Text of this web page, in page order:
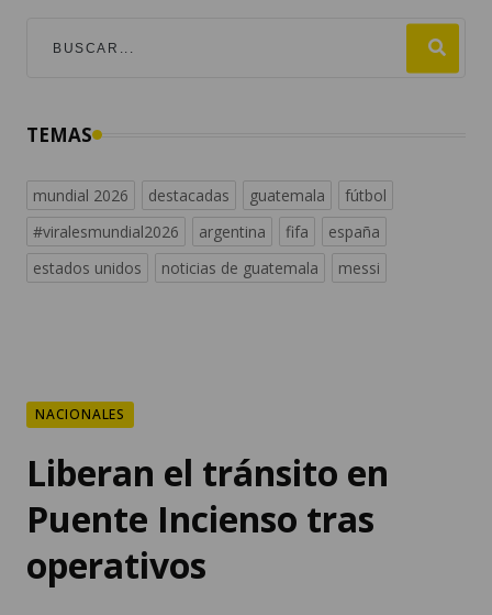
TEMAS
mundial 2026 destacadas guatemala
fútbol
#viralesmundial2026
argentina fifa
españa
estados unidos
noticias de guatemala messi
NACIONALES
Liberan el tránsito en
Puente Incienso tras
operativos